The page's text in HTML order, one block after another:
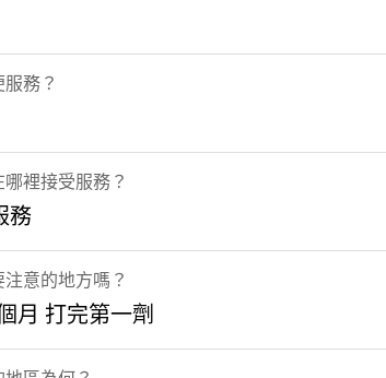
務？
裡接受服務？
務
意的地方嗎？
月 打完第一劑